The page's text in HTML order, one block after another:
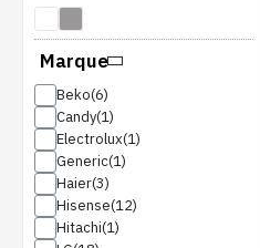
Marque
Beko
Candy
Electrolux
Generic
Haier
Hisense
Hitachi